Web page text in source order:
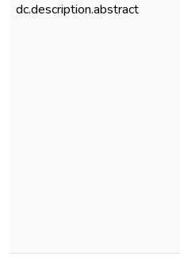
dc.description.abstract